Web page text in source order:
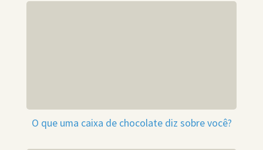
O que uma caixa de chocolate diz sobre você?